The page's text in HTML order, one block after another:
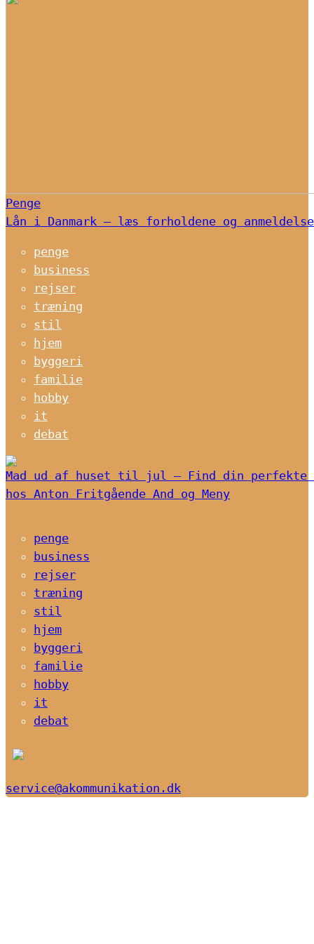
Penge
Lån i Danmark – læs forholdene og
penge
business
rejser
træning
stil
hjem
byggeri
familie
hobby
it
debat
Mad ud af huset til jul – Find din perfekte
hos Anton Fritgående And og Meny
penge
business
rejser
træning
stil
hjem
byggeri
familie
hobby
it
debat
service@akommunikation.dk